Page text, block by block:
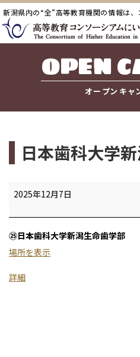
新潟県内の“全”高等教育機関の情報は、
OPEN
オープンキャ
日本歯科大学
日
科
大
学
2025年12月7日
㉕日本歯科大学新潟生命歯学部
場所を表示
詳細